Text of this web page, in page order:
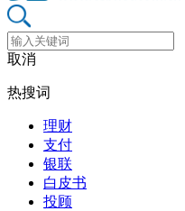
取消
热搜词
理财
支付
银联
白皮书
投顾